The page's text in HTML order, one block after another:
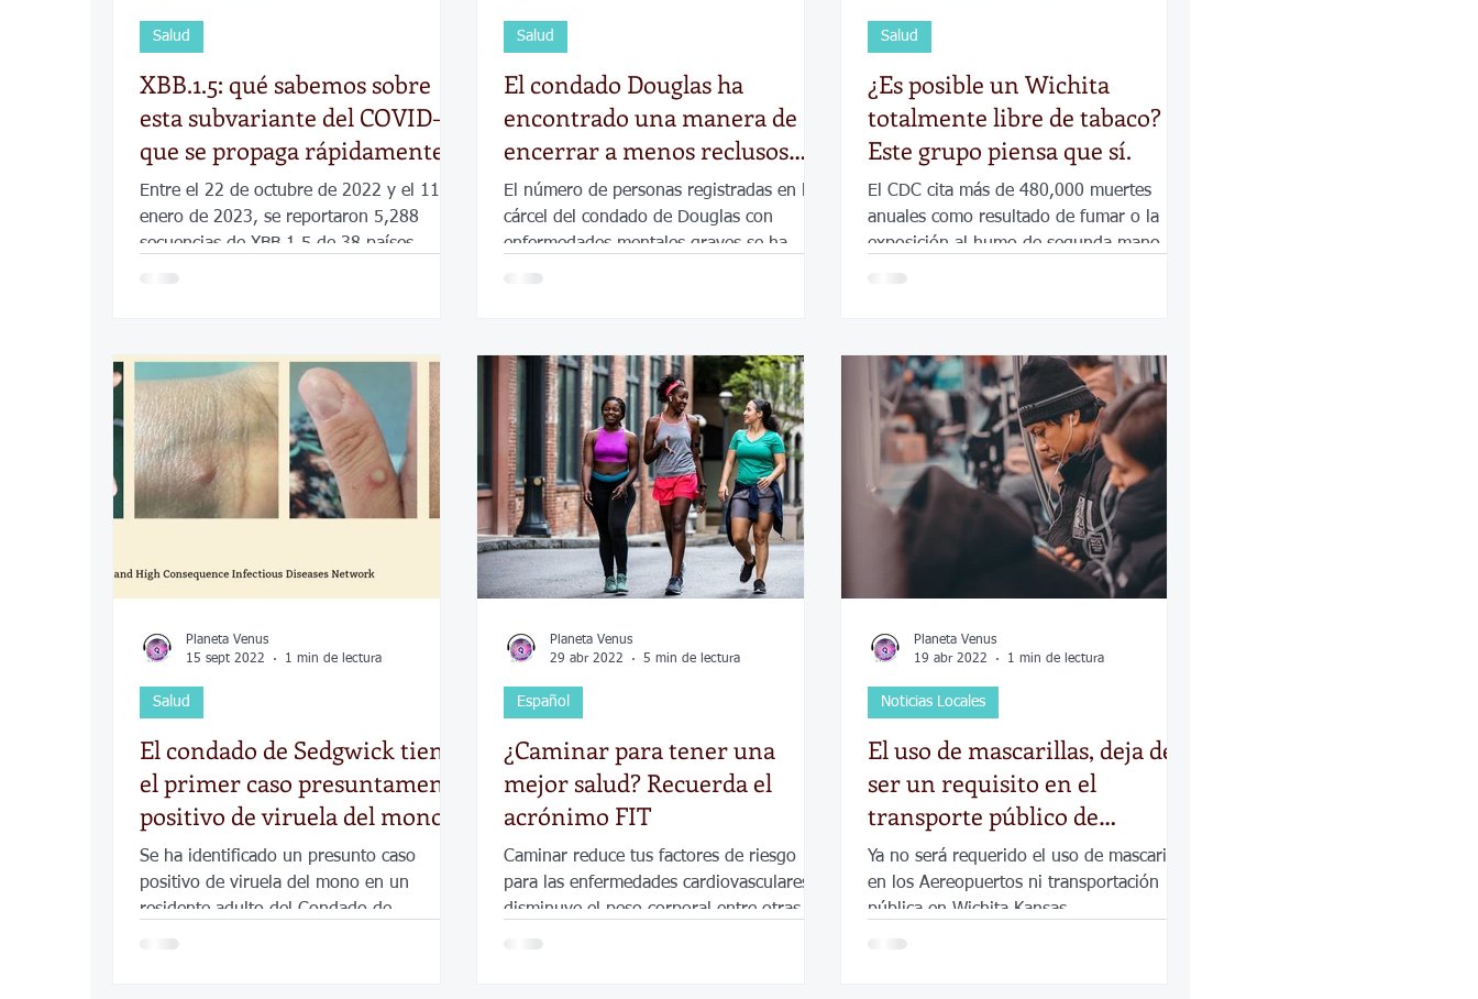
XBB.1.5: qué sabemos sobre
esta subvariante del COVID-19
que se propaga rápidamente
por el país
Entre el 22 de octubre de 2022 y el 11 de
enero de 2023, se reportaron 5,288
secuencias de XBB.1.5 de 38 países,
Salud
El condado Douglas ha
encontrado una manera de
encerrar a menos reclusos
con enfermedades mentales
El número de personas registradas en la
cárcel del condado de Douglas con
enfermedades mentales graves se ha
Salud
¿Es posible un Wichita
totalmente libre de tabaco?
Este grupo piensa que sí.
El CDC cita más de 480,000 muertes
anuales como resultado de fumar o la
exposición al humo de segunda mano
Salud
El condado de Sedgwick tiene
el primer caso presuntamente
positivo de viruela del mono
Se ha identificado un presunto caso
positivo de viruela del mono en un
residente adulto del Condado de
Salud
Planeta Venus
15 sept 2022
1 min de lectura
¿Caminar para tener una
mejor salud? Recuerda el
acrónimo FIT
Caminar reduce tus factores de riesgo
para las enfermedades cardiovasculares,
disminuye el peso corporal entre otras
Español
Planeta Venus
29 abr 2022
5 min de lectura
El uso de mascarillas, deja de
ser un requisito en el
transporte público de
Wichita.
Ya no será requerido el uso de mascarillas
en los Aereopuertos ni transportación
pública en Wichita Kansas.
Noticias Locales
Planeta Venus
19 abr 2022
1 min de lectura